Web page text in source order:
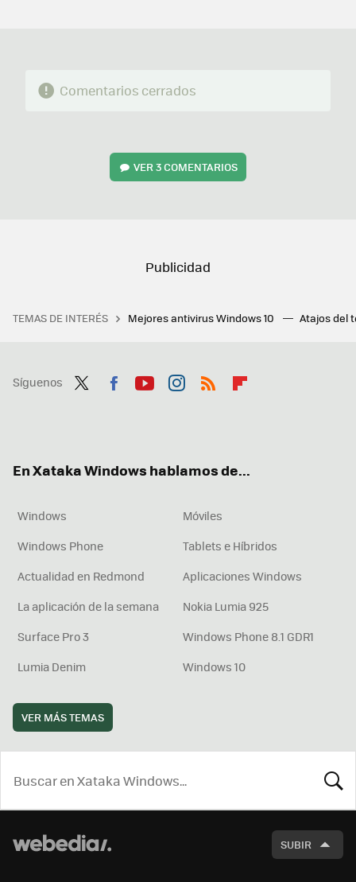
Comentarios cerrados
VER3 COMENTARIOS
TEMAS DE INTERÉS Mejores antivirus Windows 10 Atajos del
Síguenos
En Xataka Windows hablamos de...
Windows
Móviles
Windows Phone
Tablets e Híbridos
Actualidad en Redmond
Aplicaciones Windows
La aplicación de la semana
Nokia Lumia 925
Surface Pro 3
Windows Phone 8.1 GDR1
Lumia Denim
Windows 10
VER MÁS TEMAS
SUBIR